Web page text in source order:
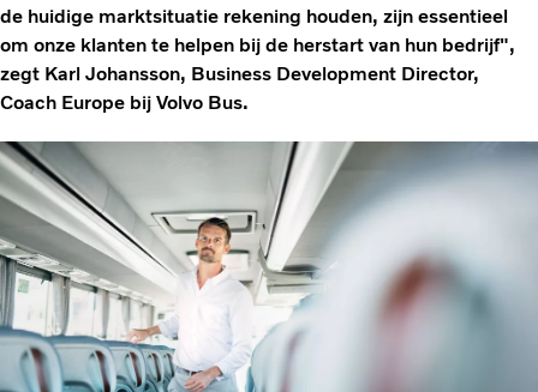
de huidige marktsituatie rekening houden, zijn essentieel
om onze klanten te helpen bij de herstart van hun bedrijf",
zegt Karl Johansson, Business Development Director,
Coach Europe bij Volvo Bus.